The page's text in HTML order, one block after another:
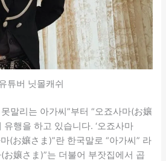
튜버 닛몰캐쉬
말리는 아가씨”부터 “오죠사마(お孃
유행을 하고 있습니다. ‘오죠사마
(お孃さま)”란 한국말로 “아가씨” 라
お孃さま)”는 더불어 부잣집에서 곱